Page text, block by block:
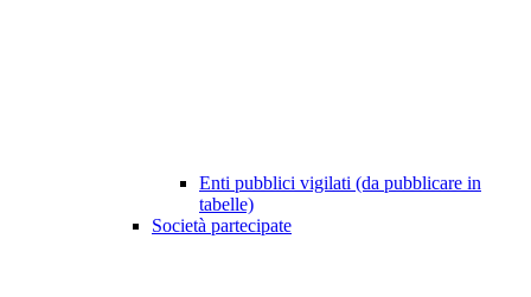
Enti pubblici vigilati (da pubblicare in
tabelle)
Società partecipate